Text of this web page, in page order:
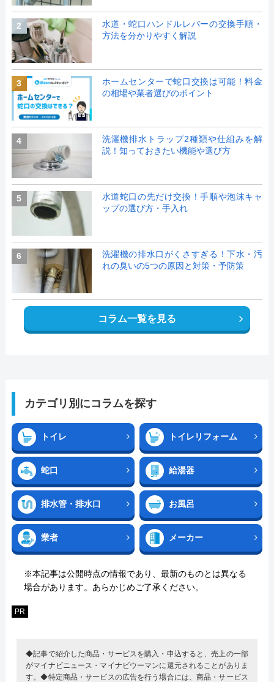
2
水道・蛇口ハンドルレバーの交換手順・
方法を分かりやすく解説
3
ホームセンターで蛇口交換は可能！料金
の相場や業者選びのポイント
4
洗濯機排水トラップ2種類や仕組みを解
説！知っておきたい機能や選び方
5
水道蛇口の先だけ交換！手順や泡沫キャ
ップの選び方・手入れ
6
洗濯機の排水口がくさすぎる！下水・汚
れの臭いの5つの原因と対策・予防策
コラム一覧を見る
カテゴリ別にコラムを探す
トイレ トイレリフォーム
蛇口 給湯器
排水管・排水口 お風呂
業者 メーカー
※本記事は公開時点の情報であり、最新のものとは異なる
場合があります。あらかじめご了承ください。
PR
◆記事で紹介した商品・サービスを購入・申込すると、売上の一部
がマイナビニュース・マイナビウーマンに還元されることがありま
す。◆特定商品・サービスの広告を行う場合には、商品・サービス